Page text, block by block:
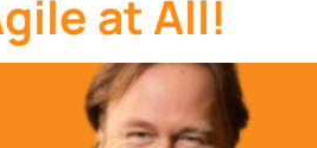
at All!